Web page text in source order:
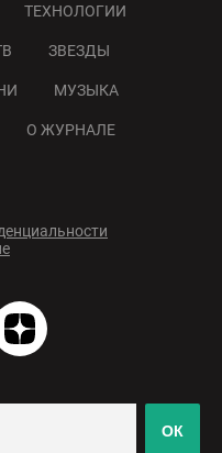
ТЕХНОЛОГИИ
ЗВЕЗДЫ
МУЗЫКА
О ЖУРНАЛЕ
ОК